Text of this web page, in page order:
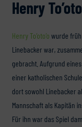
Henry
Henry To’oto’o wurde
Linebacker war,
gebracht. Aufgrund
einer katholischen
dort sowohl Linebacker
Mannschaft als Kapitän
Für ihn war das Spiel